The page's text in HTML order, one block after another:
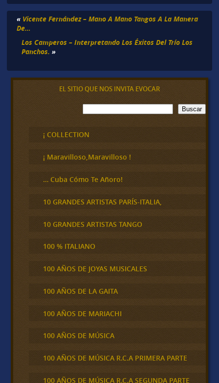
« Vicente Fernández – Mano A Mano Tangos A La Manera
De…
Los Camperos – Interpretando Los Éxitos Del Trío Los
Panchos. »
EL SITIO QUE NOS INVITA EVOCAR
B
u
c
a
Buscar
¡ COLLECTION
¡ Maravilloso,Maravilloso !
… Cuba Cómo Te Añoro!
10 GRANDES ARTISTAS PARÍS-ITALIA,
10 GRANDES ARTISTAS TANGO
100 % ITALIANO
100 AÑOS DE JOYAS MUSICALES
100 AÑOS DE LA GAITA
100 AÑOS DE MARIACHI
100 AÑOS DE MÚSICA
100 AÑOS DE MÚSICA R.C.A PRIMERA PARTE
100 AÑOS DE MÚSICA R.C.A SEGUNDA PARTE